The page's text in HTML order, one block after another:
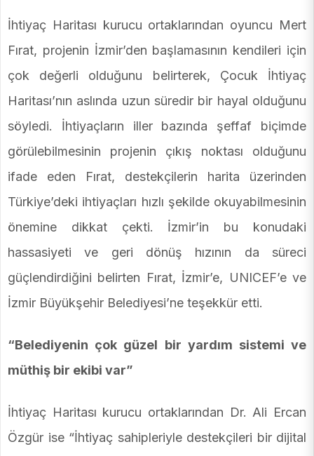
İhtiyaç Haritası kurucu ortaklarından oyuncu Mert
Fırat, projenin İzmir’den başlamasının kendileri için
çok değerli olduğunu belirterek, Çocuk İhtiyaç
Haritası’nın aslında uzun süredir bir hayal olduğunu
söyledi. İhtiyaçların iller bazında şeffaf biçimde
görülebilmesinin projenin çıkış noktası olduğunu
ifade eden Fırat, destekçilerin harita üzerinden
Türkiye’deki ihtiyaçları hızlı şekilde okuyabilmesinin
önemine dikkat çekti. İzmir’in bu konudaki
hassasiyeti ve geri dönüş hızının da süreci
güçlendirdiğini belirten Fırat, İzmir’e, UNICEF’e ve
İzmir Büyükşehir Belediyesi’ne teşekkür etti.
“Belediyenin çok güzel bir yardım sistemi ve
müthiş bir ekibi var”
İhtiyaç Haritası kurucu ortaklarından Dr. Ali Ercan
Özgür ise “İhtiyaç sahipleriyle destekçileri bir dijital